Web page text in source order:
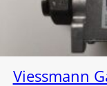
Viessmann